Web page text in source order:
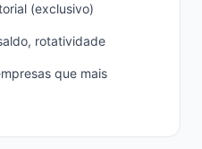
(exclusivo)
rotatividade
que mais